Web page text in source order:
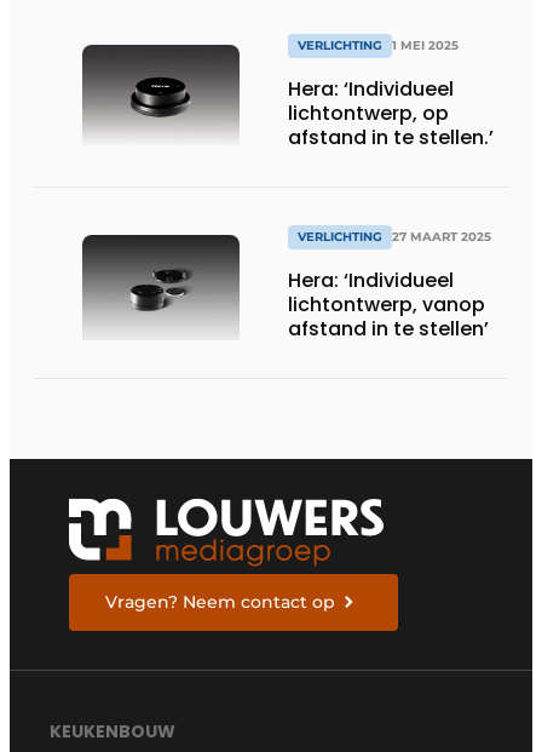
VERLICHTING 1 MEI 2025
Hera: ‘Individueel
lichtontwerp, op
afstand in te stellen.’
VERLICHTING 27 MAART 2025
Hera: ‘Individueel
lichtontwerp, vanop
afstand in te stellen’
Vragen? Neem contact op
KEUKENBOUW